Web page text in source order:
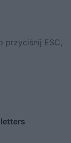
przyciśnij ESC,